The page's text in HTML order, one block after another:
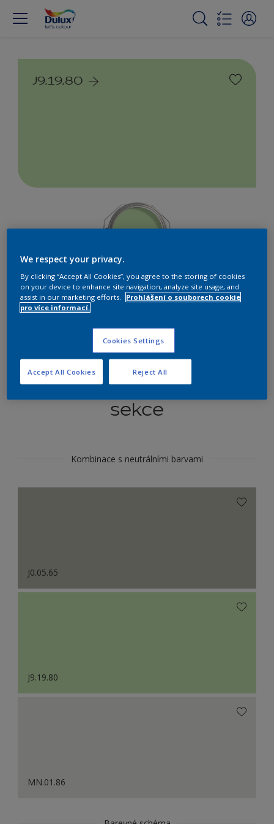
J9.19.80
Najít výrobek v tomto odstínu
Koordinovat barevné
sekce
Kombinace s neutrálními barvami
J0.05.65
J9.19.80
MN.01.86
We respect your privacy.
By clicking “Accept All Cookies”, you agree to the storing of cookies
on your device to enhance site navigation, analyze site usage, and
assist in our marketing efforts.
Prohlášení o souborech cookie
pro více informací.
Cookies Settings
Reject All
Accept All Cookies